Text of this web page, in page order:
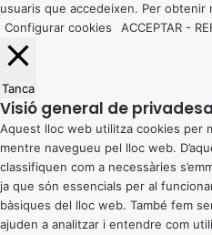
usuaris que accedeixen. Per obtenir
Configurar cookies
ACCEPTAR -
Tanca
Visió general de privadesa
Aquest lloc web utilitza cookies per
mentre navegueu pel lloc web.
classifiquen com a necessàries
ja que són essencials per al
bàsiques del lloc web. També fem
ajuden a analitzar i entendre com